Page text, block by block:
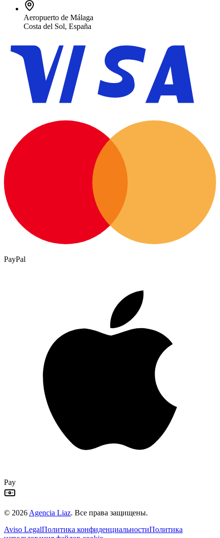
Aeropuerto de Málaga
Costa del Sol, España
PayPal
Pay
© 2026 Agencia Liaz. Все права защищены.
Aviso LegalПолитика конфиденциальностиПолитика